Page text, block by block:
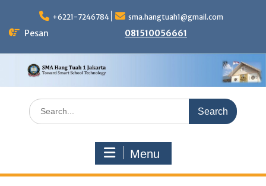
content
+6221-7246784 sma.hangtuah1@gmail.com
Pesan 081510056661
Search
for:
Menu